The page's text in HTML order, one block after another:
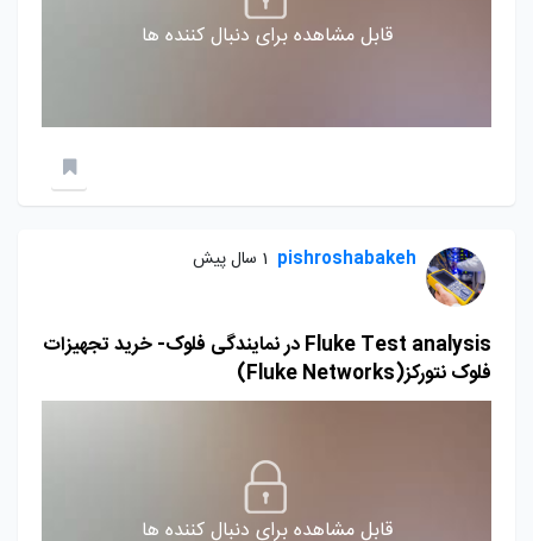
قابل مشاهده برای دنبال کننده ها
pishroshabakeh 1 سال پیش
Fluke Test analysis در نمایندگی فلوک- خرید تجهیزات
فلوک نتورکز(Fluke Networks)
قابل مشاهده برای دنبال کننده ها